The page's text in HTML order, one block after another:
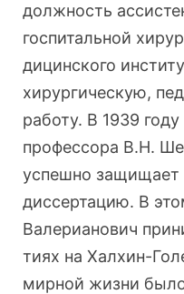
должность
госпитальной
дицинского
хирургическую,
работу. В 1939
профессора В.Н.
ус­пешно защищает
диссертацию. В
Валерианович
тиях на Халхин-
мирной жизни